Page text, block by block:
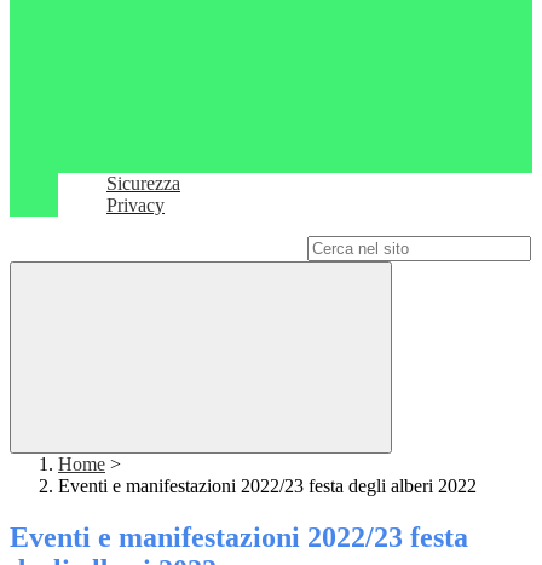
Sicurezza
Privacy
Home >
Eventi e manifestazioni 2022/23 festa degli alberi 2022
Eventi e manifestazioni 2022/23 festa